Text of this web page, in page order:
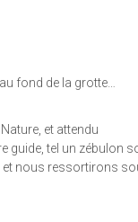
fond de la grotte…
et attendu
guide, tel un zébulon
et nous ressortirons